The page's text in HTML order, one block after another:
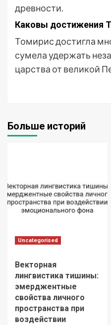
древности.
Каковы достижения
Томирис достигла
сумела удержать
царства от великой
Больше историй
Uncategorised
Векторная
лингвистика тишины:
эмерджентные
свойства личного
пространства при
воздействии